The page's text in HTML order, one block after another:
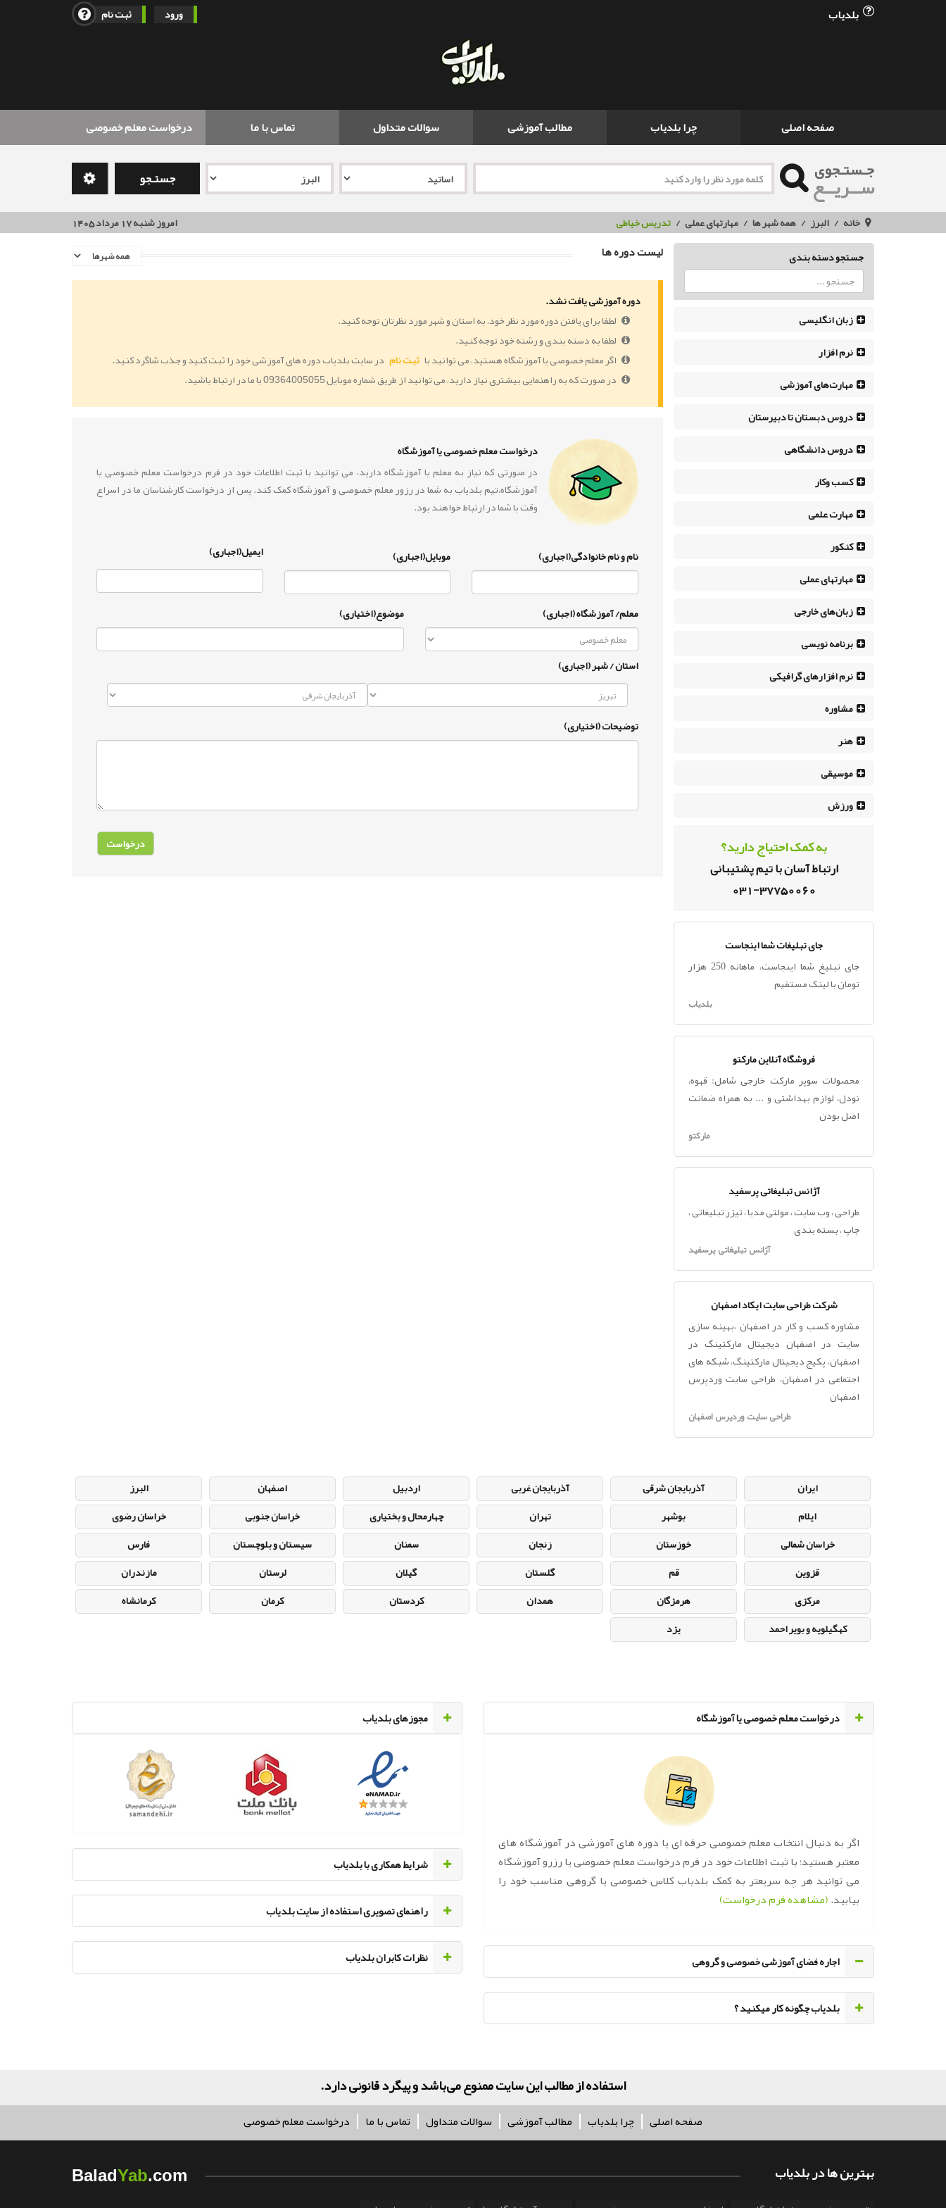
ورود ثبت نام بلدیاب
صفحه اصلی چرا بلدیاب مطالب آموزشی سوالات متداول تماس با ما درخواست معلم خصوصی
جـستـجوی
ســریــع جستـجو
خانه البرز همه شهر ها مهارتهای عملی تدریس خیاطی
امروز شنبه 17 مرداد 1405
جستجو دسته بندی
زبان انگلیسی
نرم افزار
مهارت‌های آموزشی
دروس دبستان تا دبیرستان
دروس دانشگاهی
کسب وکار
مهارت علمی
کنکور
مهارتهای عملی
زبان‌های خارجی
برنامه نویسی
نرم افزار‌های گرافیکی
مشاوره
هنر
موسیقی
ورزش
به کمک احتیاج دارید؟
ارتباط آسان با تیم پشتیبانی
031-37750060
جای تبلیغات شما اینجاست
جای تبلیغ شما اینجاست، ماهانه 250 هزار
تومان با لینک مستقیم
بلدیاب
فروشگاه آنلاین مارکتو
محصولات سوپر مارکت خارجی شامل: قهوه،
نودل، لوازم بهداشتی و ... به همراه ضمانت
اصل بودن
مارکتو
آژانس تبلیغاتی پرسفید
طراحی ، وب سایت ، مولتی مدیا ، تیزر تبلیغاتی ،
چاپ ، بسته بندی
آژانس تبلیغاتی پرسفید
شرکت طراحی سایت ایکاد اصفهان
مشاوره کسب و کار در اصفهان ،بهینه سازی
سایت در اصفهان دیجیتال مارکتینگ در
اصفهان، پکیج دیجیتال مارکتینگ، شبکه های
اجتماعی در اصفهان، طراحی سایت وردپرس
اصفهان
طراحی سایت وردپرس اصفهان
لیست دوره ها
دوره آموزشی یافت نشد.
لطفا برای یافتن دوره مورد نظر خود، به استان و شهر مورد نظرتان توجه کنید.
لطفا به دسته بندی و رشته خود توجه کنید.
اگر معلم خصوصی یا آموزشگاه هستید، می توانید با ثبت نام در سایت بلدیاب دوره های آموزشی خود را ثبت کنید و جذب شاگرد کنید.
در صورت که به راهنمایی بیشتری نیاز دارید، می توانید از طریق شماره موبایل 09364005055 با ما در ارتباط باشید.
درخواست معلم خصوصی یا آموزشگاه
در صورتی که نیاز به معلم یا آموزشگاه دارید، می توانید با ثبت اطلاعات خود در فرم درخواست معلم خصوصی یا
آموزشگاه،تیم بلدیاب به شما در رزور معلم خصوصی و آموزشگاه کمک کند. پس از درخواست کارشناسان ما در اسراع
وقت با شما در ارتباط خواهند بود.
نام و نام خانوادگی(اجباری) موبایل(اجباری) ایمیل(اجباری)
معلم/ آموزشگاه (اجباری) موضوع(اختیاری)
استان / شهر (اجباری)
توضیحات (اختیاری)
ایران آذربایجان شرقی آذربایجان غربی اردبیل اصفهان
البرز
ایلام
بوشهر تهران چهارمحال و بختیاری خراسان جنوبی
خراسان رضوی
خراسان شمالی
خوزستان زنجان سمنان سیستان و بلوچستان
فارس
قزوین
قم گلستان گیلان لرستان
مازندران
مرکزی
هرمزگان همدان کردستان کرمان
کرمانشاه
کهگیلویه و بویر احمد
یزد
‌درخواست معلم خصوصی یا آموزشگاه
اگر به دنبال انتخاب معلم خصوصی حرفه ای یا دوره های آموزشی در آموزشگاه های
معتبر هستید؛ با ثبت اطلاعات خود در فرم درخواست معلم خصوصی یا رزرو آموزشگاه
می توانید هر چه سریعتر به کمک بلدیاب کلاس خصوصی یا گروهی مناسب خود را
بیابید.(مشاهده فرم درخواست)
اجاره فضای آموزشی خصوصی و گروهی
‌بلدیاب چگونه کار میکنید ؟
مجوزهای بلدیاب
‌شرایط همکاری با بلدیاب
راهنمای تصویری استفاده از سایت بلدیاب
نظرات کابران بلدیاب
استفاده از مطالب این سایت ممنوع می‌باشد و پیگرد قانونی دارد.
صفحه اصلی چرا بلدیاب مطالب آموزشی سوالات متداول تماس با ما درخواست معلم خصوصی
بهترین ها در بلدیاب BaladYab.com